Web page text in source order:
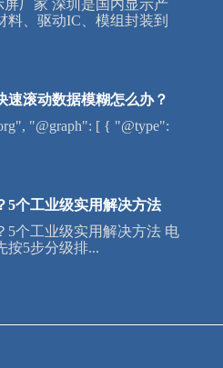
厂家 深圳是国内显示产
料、驱动IC、模组封装到
速滚动数据模糊怎么办？
"@graph": [ { "@type":
5个工业级实用解决方法
5个工业级实用解决方法 电
按5步分级排...